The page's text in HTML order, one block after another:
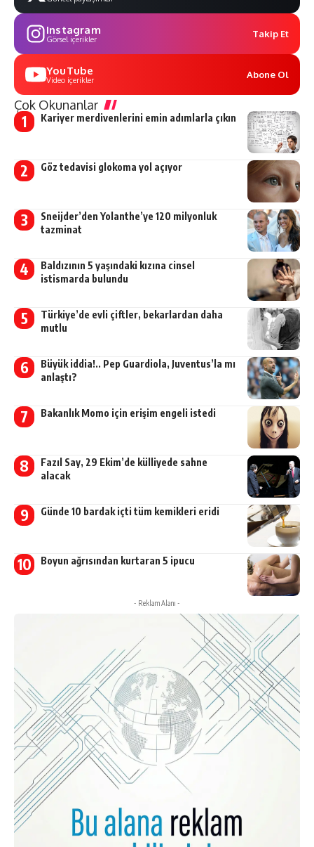
Instagram
Görsel içerikler Takip Et
YouTube
Video içerikler Abone Ol
Çok Okunanlar
Kariyer merdivenlerini emin adımlarla çıkın
Göz tedavisi glokoma yol açıyor
Sneijder’den Yolanthe’ye 120 milyonluk
tazminat
Baldızının 5 yaşındaki kızına cinsel
istismarda bulundu
Türkiye’de evli çiftler, bekarlardan daha
mutlu
Büyük iddia!.. Pep Guardiola, Juventus’la mı
anlaştı?
Bakanlık Momo için erişim engeli istedi
Fazıl Say, 29 Ekim’de külliyede sahne
alacak
Günde 10 bardak içti tüm kemikleri eridi
Boyun ağrısından kurtaran 5 ipucu
- Reklam Alanı -